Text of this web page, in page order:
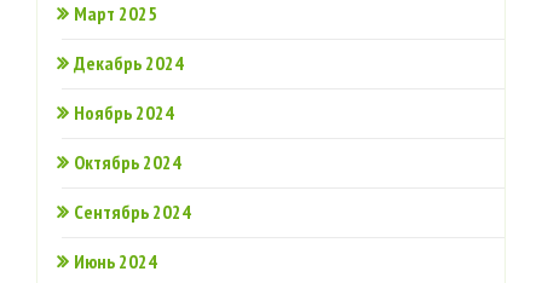
Март 2025
Декабрь 2024
Ноябрь 2024
Октябрь 2024
Сентябрь 2024
Июнь 2024